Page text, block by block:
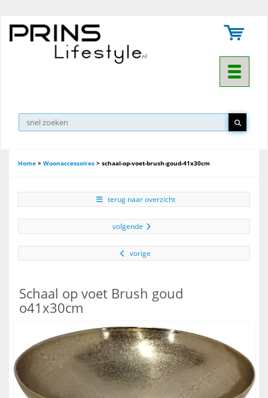
Toggle
▼
Home > Woonaccessoires > schaal-op-voet-brush-goud-41x30cm
terug naar overzicht
volgende
vorige
Schaal op voet Brush goud
o41x30cm